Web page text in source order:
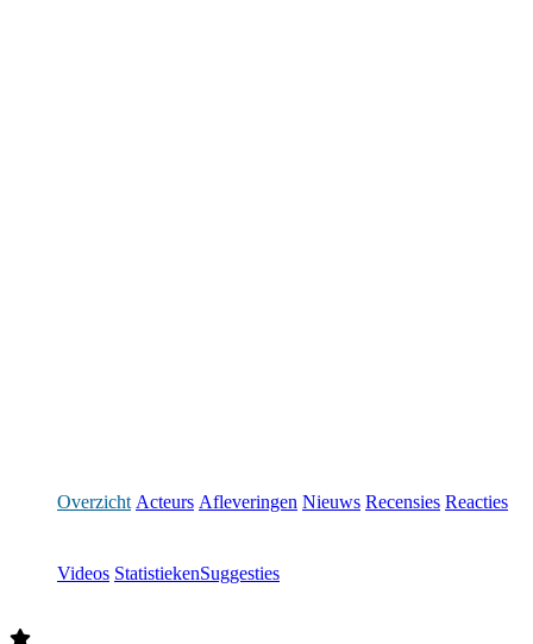
Overzicht Acteurs Afleveringen Nieuws Recensies Reacties
Videos StatistiekenSuggesties